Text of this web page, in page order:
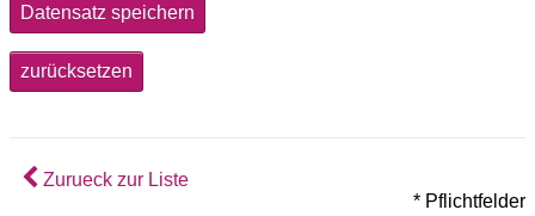
Datensatz speichern
zurücksetzen
Zurueck zur Liste
* Pflichtfelder